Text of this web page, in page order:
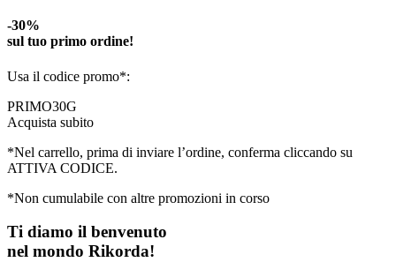
-30%
sul tuo primo ordine!
Usa il codice promo*:
PRIMO30G
Acquista subito
*Nel carrello, prima di inviare l’ordine, conferma cliccando su
ATTIVA CODICE.
*Non cumulabile con altre promozioni in corso
Ti diamo il benvenuto
nel mondo Rikorda!